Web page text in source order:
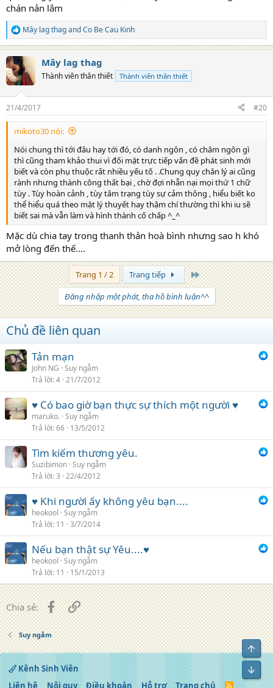
chán nản lắm
R
e
c
t
i
s
:
Mây lag thagandCo Be Cau Kinh
Mây lag thag
Thành viên thân thiết Thành viên thân thiết
21/4/2017 #20
mikoto30 nói:
Nói chung thì tới đâu hay tới đó, có danh ngôn , có châm ngôn gì
thì cũng tham khảo thui vì đối mặt trực tiếp vấn đề phát sinh mới
biết và còn phụ thuộc rất nhiều yếu tố . .Chung quy chân lý ai cũng
rành nhưng thành công thất bại , chờ đợi nhẫn nại mọi thứ 1 chữ
tùy . Tùy hoàn cảnh , tùy tâm trạng tùy sự cảm thông , hiểu biết ko
thể hiểu quá theo mặt lý thuyết hay thậm chí thường thì khi iu sẽ
biết sai mà vẫn làm và hình thành cố chấp ^_^
Mặc dù chia tay trong thanh thản hoà bình nhưng sao h khó
mở lòng đến thế....
Trang 1 / 2 Trang tiếp Trang cuối
Đăng nhập một phát, tha hồ bình luận^^
Chủ đề liên quan
Tản mạn
John NG Suy ngẫm
Trả lời 4 21/7/2012
♥ Có bao giờ bạn thực sự thích một người ♥
maruko. Suy ngẫm
Trả lời 66 13/5/2012
Tìm kiếm thương yêu.
Suzibimon Suy ngẫm
Trả lời 3 22/4/2012
♥ Khi người ấy không yêu bạn....
heokool Suy ngẫm
Trả lời 11 3/7/2014
Nếu bạn thật sự Yêu....♥
heokool Suy ngẫm
Trả lời 11 15/1/2013
Chia sẻ: FacebookLiên kết
Suy ngẫm
Kênh Sinh Viên
Liên hệ
Nội quy Điều khoản Hỗ trợ Trang chủ R
Top